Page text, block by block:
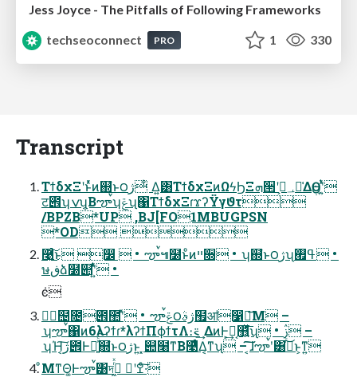
Jess Joyce - The Pitfalls of Following Frameworks
techseoconnect
PRO 1 330
Transcript
ΤϯδχΞʹͱͬͯͷ஍ํͱ౦ژ ͋Δ͍͸ΤϯδχΞͷΩϟϦΞܗ੒ʹ؀ڥ͕༩͑ΔӨڹʹ͍ͭͯ
ट౎ʮݍʯ͔Βౡࠜʮݝʯ΁ΤϯδχΞɾϫʔΫγϑτ
/BPZB*UP ,BJ[FO1MBUGPSN
*OD 
࿩͍ͨ͜͠ͱ ෼  • ౡࠜ๚໰ͱͦͷײ૝ • ʮ஍ํͱ౦ژʯߟ࡯ •
ษڧձ໰୊ʹ͍ͭͯ •
݁ͼ
݄຤೔౎಺ʹͯ • ౡࠜݝ౦ژࣄ຿ॴ෱ా͞Μ –
ʮౡࠜ΁ͷ6λʔϯɾ*λʔϯΠϕϯτΛ։࠵ ͢ΔͷͰ͕͢Կ͔஻͍ͬͯͩ͘͞ʯ • ࢲ –
ʮΉ͔͠ژ౎Ͱಇ͍ͯͨ͠஍ํͱ౦ژͱ͍͏ ͓୊໨ͳΒ࿩ͤΔ͔ͳʯ – ͔͠͠ɺౡࠜʹ͸ߦͬͨ͜ͱ͕ͳ͍
ͦΜͳΘ͚Ͱౡࠜ͸দߐʹ ߦ͖ͬͯ·ͨ͠